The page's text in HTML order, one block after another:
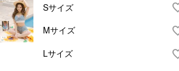
Sサイズ
Mサイズ
Lサイズ